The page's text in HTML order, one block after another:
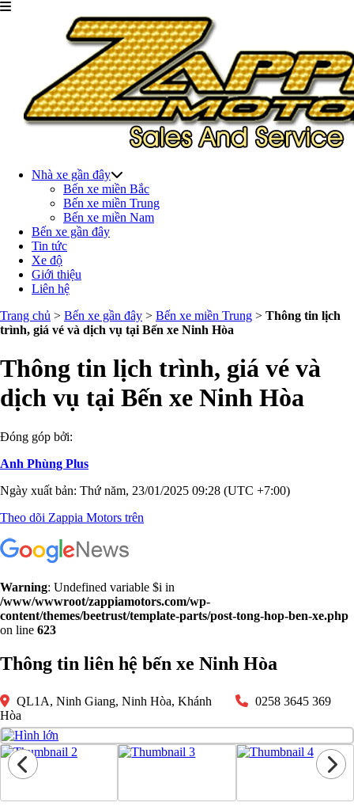
Nhà xe gần đây
Bến xe miền Bắc
Bến xe miền Trung
Bến xe miền Nam
Bến xe gần đây
Tin tức
Xe độ
Giới thiệu
Liên hệ
Trang chủ > Bến xe gần đây > Bến xe miền Trung > Thông tin lịch
trình, giá vé và dịch vụ tại Bến xe Ninh Hòa
Thông tin lịch trình, giá vé và
dịch vụ tại Bến xe Ninh Hòa
Đóng góp bởi:
Anh Phùng Plus
Ngày xuất bản: Thứ năm, 23/01/2025 09:28 (UTC +7:00)
Theo dõi Zappia Motors trên
Warning: Undefined variable $i in
/www/wwwroot/zappiamotors.com/wp-
content/themes/beetrust/template-parts/post-tong-hop-ben-xe.php
on line 623
Thông tin liên hệ bến xe Ninh Hòa
QL1A, Ninh Giang, Ninh Hòa, Khánh
Hòa
0258 3645 369